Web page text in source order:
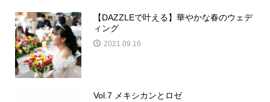
【DAZZLEで叶える】華やかな春のウェデ
ィング
2021.09.16
Vol.7 メキシカンとロゼ